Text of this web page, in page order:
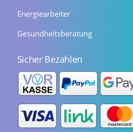
Energiearbeiter
Gesundheitsberatung
Sicher Bezahlen